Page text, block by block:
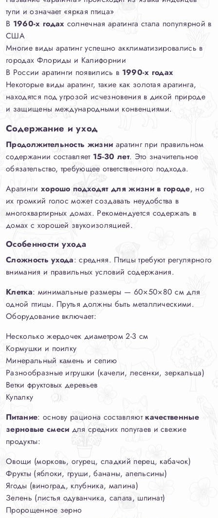
тупи и означает «яркая птица»
В 1960-х годах солнечная аратинга стала популярной в
США
Многие виды аратинг успешно акклиматизировались в
городах Флориды и Калифорнии
В России аратинги появились в 1990-х годах
Некоторые виды аратинг, такие как золотая аратинга,
находятся под угрозой исчезновения в дикой природе
и защищены международными конвенциями.
Содержание и уход
Продолжительность жизни аратинг при правильном
содержании составляет 15-30 лет. Это значительное
обязательство, требующее ответственного подхода.
Аратинги хорошо подходят для жизни в городе, но
их громкий голос может создавать неудобства в
многоквартирных домах. Рекомендуется содержать в
домах с хорошей звукоизоляцией.
Особенности ухода
Сложность ухода: средняя. Птицы требуют регулярного
внимания и правильных условий содержания.
Клетка: минимальные размеры — 60×50×80 см для
одной птицы. Прутья должны быть металлическими.
Оборудование включает:
Несколько жердочек диаметром 2-3 см
Кормушки и поилку
Минеральный камень и сепию
Разнообразные игрушки (качели, лесенки, зеркальца)
Ветки фруктовых деревьев
Купалку
Питание: основу рациона составляюткачественные
зерновые смеси для средних попугаев и свежие
продукты:
Овощи (морковь, огурец, сладкий перец, кабачок)
Фрукты (яблоки, груши, бананы, апельсины)
Ягоды (виноград, клубника, малина)
Зелень (листья одуванчика, салата, шпинат)
Пророщенное зерно